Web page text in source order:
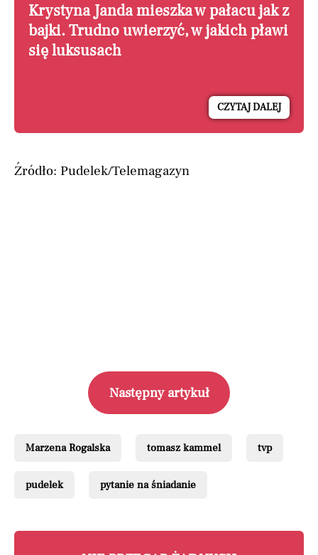
Krystyna Janda mieszka w pałacu jak z
bajki. Trudno uwierzyć, w jakich pławi
się luksusach
CZYTAJ DALEJ
Źródło: Pudelek/Telemagazyn
Następny artykuł
Marzena Rogalska tomasz kammel tvp
pudelek pytanie na śniadanie